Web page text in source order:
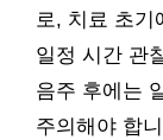
로, 치료 초기
일정 시간 관
음주 후에는
주의해야 합